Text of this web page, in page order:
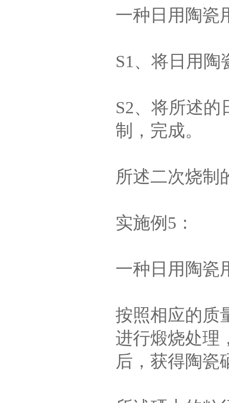
一种日用陶瓷
S1、将日用
S2、将所述
制，完成。
所述二次烧制
实施例5：
一种日用陶瓷
按照相应的质
进行煅烧处理
后，获得陶瓷